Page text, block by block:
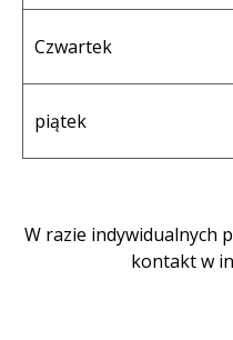
Czwartek
piątek
W razie indywidualnych
kontakt w